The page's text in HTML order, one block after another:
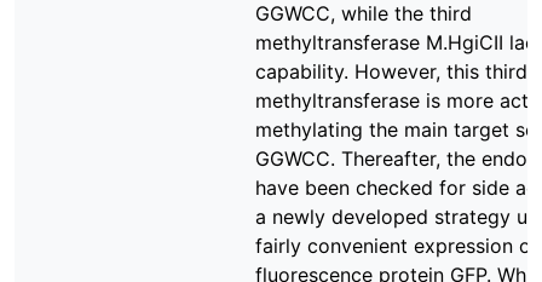
GGWCC, while the third
methyltransferase M.HgiCII
capability. However, this third
methyltransferase is more
methylating the main target
GGWCC. Thereafter, the
have been checked for side
a newly developed strategy
fairly convenient expression
fluorescence protein GFP.